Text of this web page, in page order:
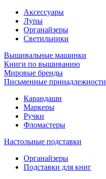
Аксессуары
Лупы
Органайзеры
Светильники
Вышивальные машинки
Книги по вышиванию
Мировые бренды
Письменные принадлежности
Карандаши
Маркеры
Ручки
Фломастеры
Настольные подставки
Органайзеры
Подставки для книг